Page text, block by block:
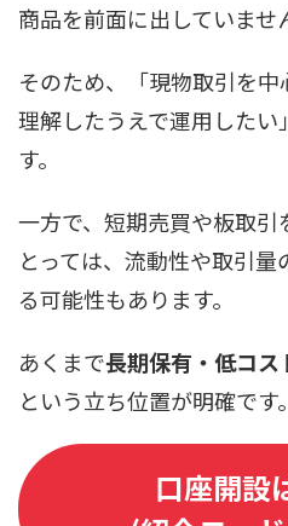
商品を前面に出していませ
そのため、「現物取引を
理解したうえで運用したい
す。
一方で、短期売買や板取
とっては、流動性や取引
る可能性もあります。
あくまで長期保有・低コ
という立ち位置が明確です。
口座開設